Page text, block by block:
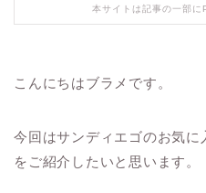
本サイトは記事の一部に
こんにちはブラメです。
今回はサンディエゴのお気に
をご紹介したいと思います。